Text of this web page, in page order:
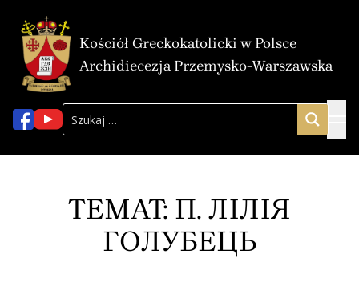
Kościół Greckokatolicki w Polsce
Archidiecezja Przemysko-Warszawska
TEMAT: П. ЛІЛІЯ
ГОЛУБЕЦЬ